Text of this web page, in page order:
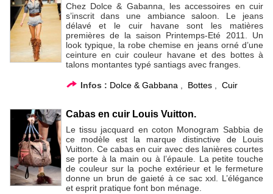
Chez Dolce & Gabanna, les accessoires en cuir
s’inscrit dans une ambiance saloon. Le jeans
délavé et le cuir havane sont les matières
premières de la saison Printemps-Eté 2011. Un
look typique, la robe chemise en jeans orné d’une
ceinture en cuir couleur havane et des bottes à
talons montantes typé santiags avec franges.
Infos : Dolce & Gabbana, Bottes, Cuir
Cabas en cuir Louis Vuitton.
Le tissu jacquard en coton Monogram Sabbia de
ce modèle est la marque distinctive de Louis
Vuitton. Ce cabas en cuir avec des lanières courtes
se porte à la main ou à l’épaule. La petite touche
de couleur sur la poche extérieur et le fermeture
donne un brun de gaieté à ce sac xxl. L’élégance
et esprit pratique font bon ménage.